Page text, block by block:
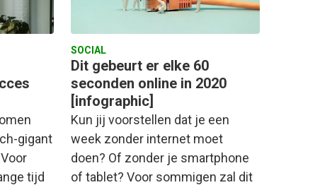
gigant
tijd
SOCIAL
Dit gebeurt er elke 60
seconden online in 2020
[infographic]
Kun jij voorstellen dat je een
week zonder internet moet
doen? Of zonder je smartphone
of tablet? Voor sommigen zal dit